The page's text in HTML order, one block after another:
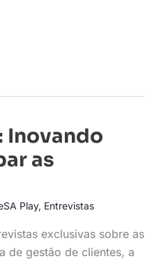
Inovando
as
Play, Entrevistas
exclusivas sobre as
de gestão de clientes, a